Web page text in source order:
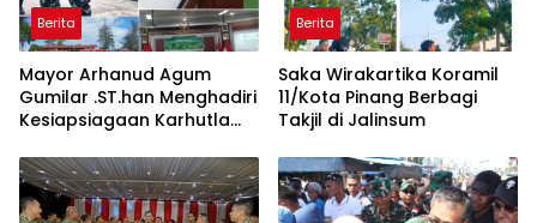
Berita
Mayor Arhanud Agum
Gumilar .ST.han Menghadiri
Kesiapsiagaan Karhutla
Berita
Saka Wirakartika Koramil
11/Kota Pinang Berbagi
Takjil di Jalinsum